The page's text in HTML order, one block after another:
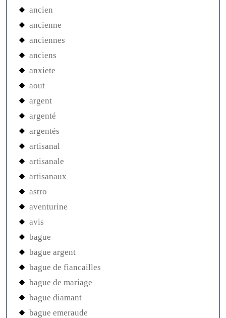
ancien
ancienne
anciennes
anciens
anxiete
aout
argent
argenté
argentés
artisanal
artisanale
artisanaux
astro
aventurine
avis
bague
bague argent
bague de fiancailles
bague de mariage
bague diamant
bague emeraude